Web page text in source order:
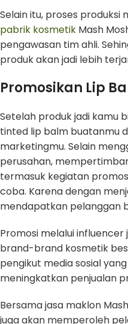
Selain itu, proses produksi
pabrik kosmetik Mash
pengawasan tim ahli.
produk akan jadi lebih
Promosikan Lip
Setelah produk jadi kamu
tinted lip balm buatanmu
marketingmu. Selain
perusahan,
termasuk kegiatan
coba. Karena dengan
mendapatkan pelanggan
Promosi melalui
brand-brand kosmetik
pengikut media sosial
meningkatkan penjualan
Bersama jasa maklon
juga akan memperoleh